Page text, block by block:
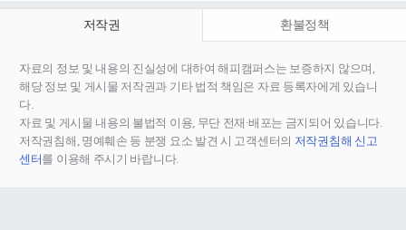
저작권 환불정책
자료의 정보 및 내용의 진실성에 대하여 해피캠퍼스는 보증하지 않으며,
해당 정보 및 게시물 저작권과 기타 법적 책임은 자료 등록자에게 있습니
다.
자료 및 게시물 내용의 불법적 이용, 무단 전재∙배포는 금지되어 있습니다.
저작권침해, 명예훼손 등 분쟁 요소 발견 시 고객센터의 저작권침해 신고
센터를 이용해 주시기 바랍니다.